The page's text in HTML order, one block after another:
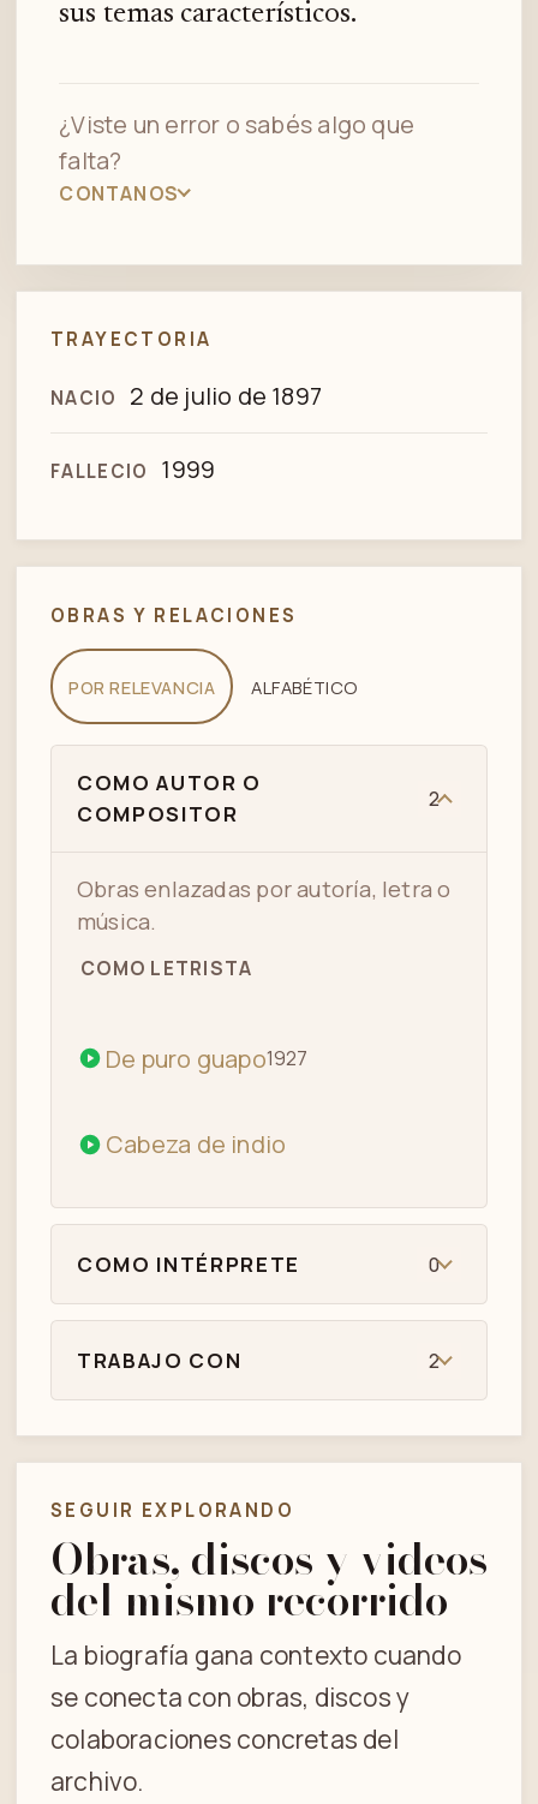
sus temas característicos.
¿Viste un error o sabés algo que
falta?
CONTANOS
TRAYECTORIA
NACIO 2 de julio de 1897
FALLECIO 1999
OBRAS Y RELACIONES
POR RELEVANCIA ALFABÉTICO
COMO AUTOR O
COMPOSITOR
2
Obras enlazadas por autoría, letra o
música.
COMO LETRISTA
De puro guapo1927
Cabeza de indio
COMO INTÉRPRETE 0
TRABAJO CON 2
SEGUIR EXPLORANDO
Obras, discos y videos
del mismo recorrido
La biografía gana contexto cuando
se conecta con obras, discos y
colaboraciones concretas del
archivo.